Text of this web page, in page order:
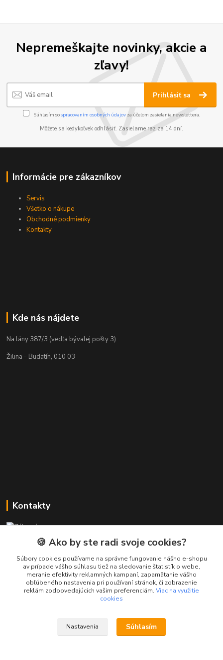
Nepremeškajte novinky, akcie a
zľavy!
Prihlásiť sa
Súhlasím sospracovaním osobných údajov za účelom zasielania newslettera.
Môžete sa kedykoľvek odhlásiť. Zasielame raz za 14 dní.
Informácie pre zákazníkov
Servis
Všetko o nákupe
Obchodné podmienky
Kontakty
Kde nás nájdete
Na lány 387/3 (vedľa bývalej pošty 3)
Žilina - Budatín, 010 03
Kontakty
+421 911 010 560
Po-Pia, 13-17 hod.
info@presmartfon.sk
🍪 Ako by ste radi svoje cookies?
Súbory cookies používame na správne fungovanie nášho e-shopu
av prípade vášho súhlasu tiež na sledovanie štatistík o webe,
meranie efektivity reklamných kampaní, zapamätanie vášho
obľúbeného nastavenia pri používaní stránok, či zobrazenie
reklám zodpovedajúcich vašim preferenciám. Viac na využitie
cookies
Nastavenia Súhlasím